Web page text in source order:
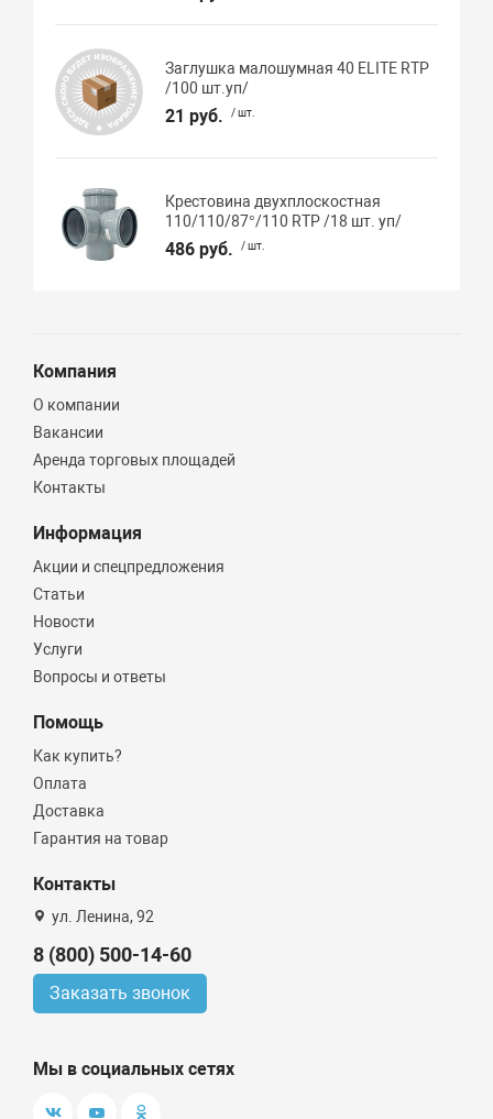
Заглушка малошумная 40 ELITE RTP
/100 шт.уп/
21 руб. / шт.
Крестовина двухплоскостная
110/110/87°/110 RTP /18 шт. уп/
486 руб. / шт.
Компания
О компании
Вакансии
Аренда торговых площадей
Контакты
Информация
Акции и спецпредложения
Статьи
Новости
Услуги
Вопросы и ответы
Помощь
Как купить?
Оплата
Доставка
Гарантия на товар
Контакты
ул. Ленина, 92
8 (800) 500-14-60
Заказать звонок
Мы в социальных сетях